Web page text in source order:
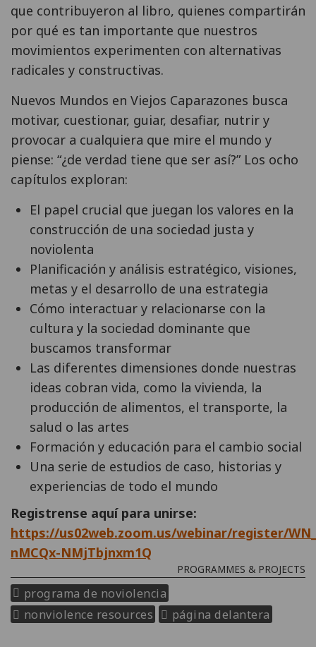
que contribuyeron al libro, quienes compartirán
por qué es tan importante que nuestros
movimientos experimenten con alternativas
radicales y constructivas.
Nuevos Mundos en Viejos Caparazones busca
motivar, cuestionar, guiar, desafiar, nutrir y
provocar a cualquiera que mire el mundo y
piense: “¿de verdad tiene que ser así?” Los ocho
capítulos exploran:
El papel crucial que juegan los valores en la
construcción de una sociedad justa y
noviolenta
Planificación y análisis estratégico, visiones,
metas y el desarrollo de una estrategia
Cómo interactuar y relacionarse con la
cultura y la sociedad dominante que
buscamos transformar
Las diferentes dimensiones donde nuestras
ideas cobran vida, como la vivienda, la
producción de alimentos, el transporte, la
salud o las artes
Formación y educación para el cambio social
Una serie de estudios de caso, historias y
experiencias de todo el mundo
Registrense aquí para unirse:
https://us02web.zoom.us/webinar/register/
nMCQx-NMjTbjnxm1Q
PROGRAMMES & PROJECTS
programa de noviolencia
nonviolence resources
página delantera